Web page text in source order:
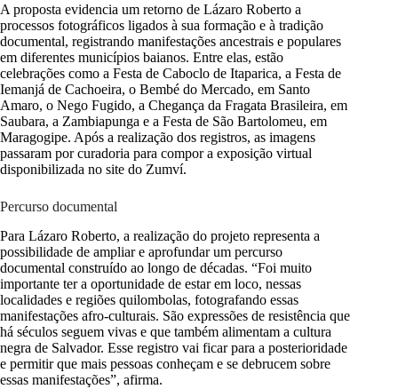
A proposta evidencia um retorno de Lázaro Roberto a
processos fotográficos ligados à sua formação e à tradição
documental, registrando manifestações ancestrais e populares
em diferentes municípios baianos. Entre elas, estão
celebrações como a Festa de Caboclo de Itaparica, a Festa de
Iemanjá de Cachoeira, o Bembé do Mercado, em Santo
Amaro, o Nego Fugido, a Chegança da Fragata Brasileira, em
Saubara, a Zambiapunga e a Festa de São Bartolomeu, em
Maragogipe. Após a realização dos registros, as imagens
passaram por curadoria para compor a exposição virtual
disponibilizada no site do Zumví.
Percurso documental
Para Lázaro Roberto, a realização do projeto representa a
possibilidade de ampliar e aprofundar um percurso
documental construído ao longo de décadas. “Foi muito
importante ter a oportunidade de estar em loco, nessas
localidades e regiões quilombolas, fotografando essas
manifestações afro-culturais. São expressões de resistência que
há séculos seguem vivas e que também alimentam a cultura
negra de Salvador. Esse registro vai ficar para a posterioridade
e permitir que mais pessoas conheçam e se debrucem sobre
essas manifestações”, afirma.